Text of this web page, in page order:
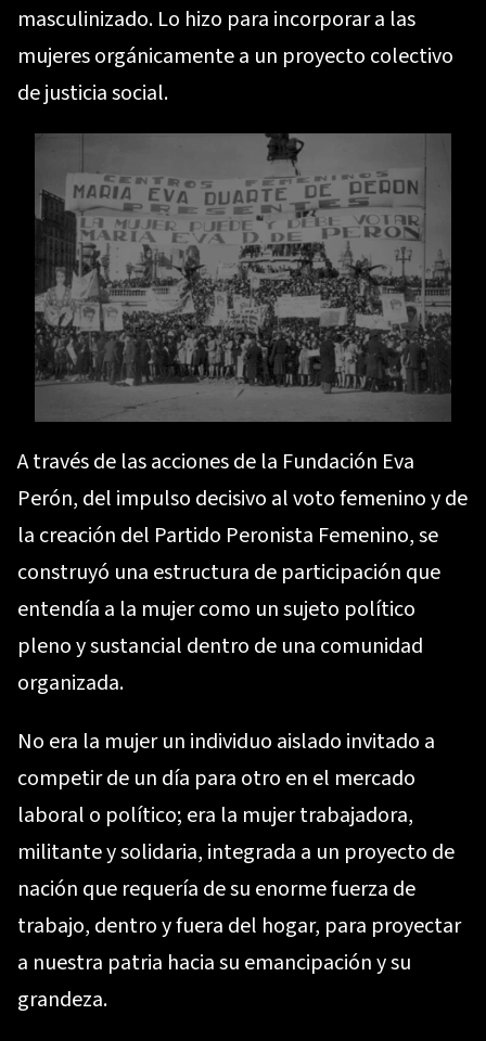
masculinizado. Lo hizo para incorporar a las
mujeres orgánicamente a un proyecto colectivo
de justicia social.
A través de las acciones de la Fundación Eva
Perón, del impulso decisivo al voto femenino y de
la creación del Partido Peronista Femenino, se
construyó una estructura de participación que
entendía a la mujer como un sujeto político
pleno y sustancial dentro de una comunidad
organizada.
No era la mujer un individuo aislado invitado a
competir de un día para otro en el mercado
laboral o político; era la mujer trabajadora,
militante y solidaria, integrada a un proyecto de
nación que requería de su enorme fuerza de
trabajo, dentro y fuera del hogar, para proyectar
a nuestra patria hacia su emancipación y su
grandeza.